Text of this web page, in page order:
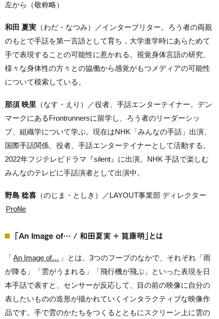
左から （敬称略）
和田 夏実 （わだ・なつみ） ／インタープリター。 ろう者の両親
のもとで手話を第一言語として育ち，大学進学時にあらためて
手で表現することの可能性に惹かれる。視覚身体言語の研究、
様々な身体性の方々との協働から感覚がもつメディアの可能性
について模索している。
那須 映里 （なす・えり） ／役者、手話エンターテイナー。 デン
マークにあるFrontrunnersに留学し、ろう者のリーダーシッ
プ、組織学について学ぶ。現在はNHK「みんなの手話」出演、
国際手話関係、役者、手話エンターテイナーとして活動する。
2022年フジテレビドラマ『silent』に出演。NHK 手話で楽しむ
みんなのテレビに手話演者として出演中。
野島 稔喜 （のじま・としき）／LAYOUT事業部 ディレクター
Profile
「An Image of… / 和田夏実 + 筧康明」とは
「An Image of… 」とは、3つのフープのなかで、それぞれ 「⾬
が降る」「雲がうまれる」「飛行機が⾶ぶ」といった表現を⽇
本手話で表すと、センサーが反応して
目の前の映像に⾃分の
表したいものの造形が描かれていくインタラクティブな映像作
品です。手で雲のかたちをつくると ともにスクリーン上に雲の